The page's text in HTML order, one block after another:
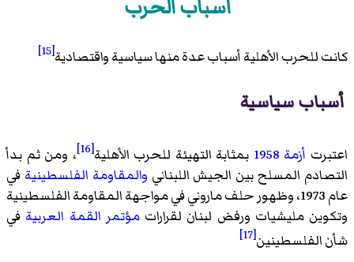
أسباب الحرب
كانت للحرب الأهلية أسباب عدة منها سياسية واقتصادية[15]
أسباب سياسية
اعتبرت أزمة 1958 بمثابة التهيئة للحرب الأهلية[16]
، ومن ثم بدأ
التصادم المسلح بين الجيش اللبناني والمقاومة الفلسطينية في
عام 1973، وظهور حلف ماروني في مواجهة المقاومة الفلسطينية
وتكوين مليشيات ورفض لبنان لقراراتمؤتمر القمة العربية في
شأن الفلسطينين[17]